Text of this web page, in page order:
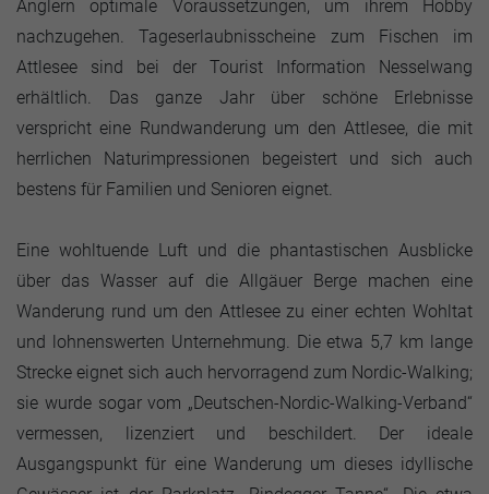
Anglern optimale Voraussetzungen, um ihrem Hobby
nachzugehen. Tageserlaubnisscheine zum Fischen im
Attlesee sind bei der Tourist Information Nesselwang
erhältlich. Das ganze Jahr über schöne Erlebnisse
verspricht eine Rundwanderung um den Attlesee, die mit
herrlichen Naturimpressionen begeistert und sich auch
bestens für Familien und Senioren eignet.
Eine wohltuende Luft und die phantastischen Ausblicke
über das Wasser auf die Allgäuer Berge machen eine
Wanderung rund um den Attlesee zu einer echten Wohltat
und lohnenswerten Unternehmung. Die etwa 5,7 km lange
Strecke eignet sich auch hervorragend zum Nordic-Walking;
sie wurde sogar vom „Deutschen-Nordic-Walking-Verband“
vermessen, lizenziert und beschildert. Der ideale
Ausgangspunkt für eine Wanderung um dieses idyllische